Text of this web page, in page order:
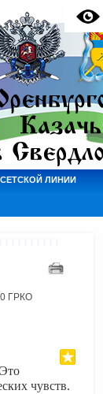
ЛИНИИ
ГРКО
чувств.